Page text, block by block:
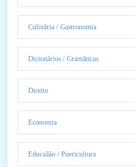
Culinãria / Gastronomia
Dicionãrios / Gramãticas
Direito
Economia
Educaãão / Puericultura